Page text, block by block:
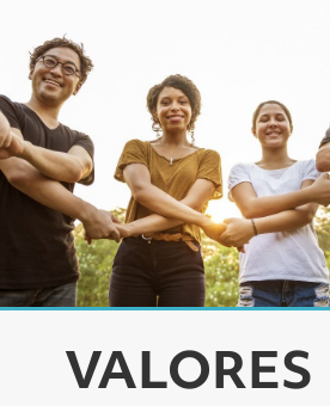
VALORES